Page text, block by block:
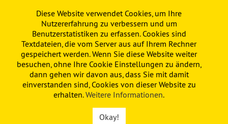
PAULINE KITA FÖRDERVEREIN
Diese Website verwendet Cookies, um Ihre
Nutzererfahrung zu verbessern und um
Benutzerstatistiken zu erfassen. Cookies sind
Textdateien, die vom Server aus auf Ihrem Rechner
gespeichert werden. Wenn Sie diese Website weiter
besuchen, ohne Ihre Cookie Einstellungen zu ändern,
dann gehen wir davon aus, dass Sie mit damit
einverstanden sind, Cookies von dieser Website zu
erhalten.Weitere Informationen.
Okay!